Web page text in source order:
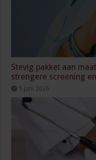
Stevig pakket aan
strengere screening
9 juni 2026